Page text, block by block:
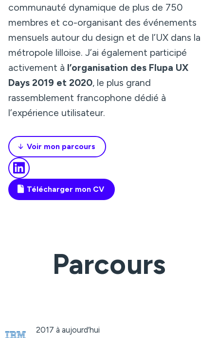
communauté dynamique de plus de 750
membres et co-organisant des événements
mensuels autour du design et de l’UX dans la
métropole lilloise. J’ai également participé
activement à l’organisation des Flupa UX
Days 2019 et 2020, le plus grand
rassemblement francophone dédié à
l’expérience utilisateur.
Voir mon parcours
Télécharger mon CV
Parcours
2017 à aujourd’hui